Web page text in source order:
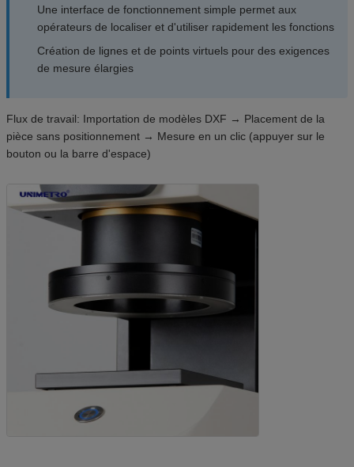
Une interface de fonctionnement simple permet aux
opérateurs de localiser et d'utiliser rapidement les fonctions
Création de lignes et de points virtuels pour des exigences
de mesure élargies
Flux de travail: Importation de modèles DXF → Placement de la
pièce sans positionnement → Mesure en un clic (appuyer sur le
bouton ou la barre d'espace)